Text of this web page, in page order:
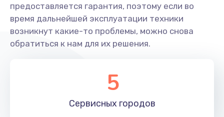
Заказать
Чистка от пыли
890 руб.
Замена южного моста
2885 руб.
предоставляется гарантия, поэтому если во
время дальнейшей эксплуатации техники
возникнут какие-то проблемы, можно снова
обратиться к нам для их решения.
5
Сервисных городов